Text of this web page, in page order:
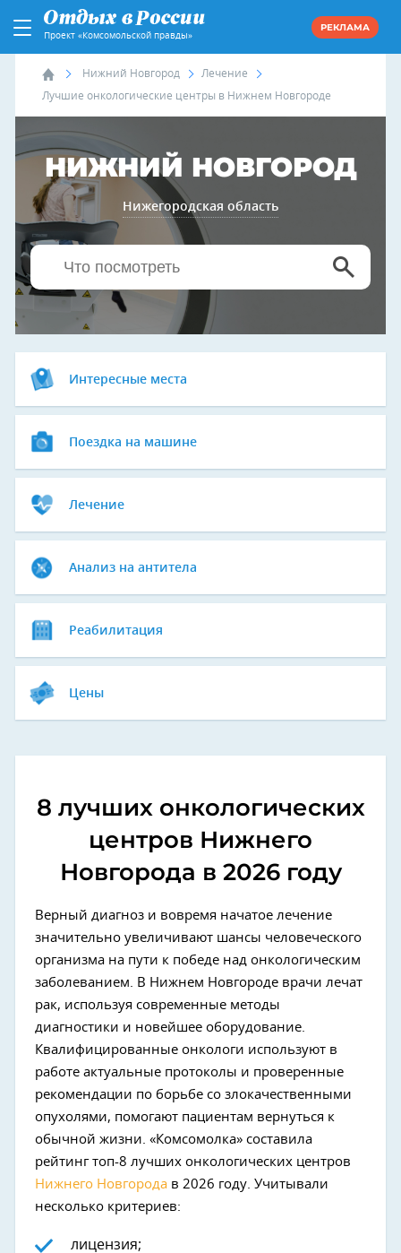
Проект «Комсомольской правды»
РЕКЛАМА
Нижний Новгород Лечение
Лучшие онкологические центры в Нижнем Новгороде
НИЖНИЙ НОВГОРОД
Нижегородская область
Интересные места
Поездка на машине
Лечение
Анализ на антитела
Реабилитация
Цены
8 лучших онкологических
центров Нижнего
Новгорода в 2026 году
Верный диагноз и вовремя начатое лечение
значительно увеличивают шансы человеческого
организма на пути к победе над онкологическим
заболеванием. В Нижнем Новгороде врачи лечат
рак, используя современные методы
диагностики и новейшее оборудование.
Квалифицированные онкологи используют в
работе актуальные протоколы и проверенные
рекомендации по борьбе со злокачественными
опухолями, помогают пациентам вернуться к
обычной жизни. «Комсомолка» составила
рейтинг топ-8 лучших онкологических центров
Нижнего Новгорода в 2026 году. Учитывали
несколько критериев:
лицензия;